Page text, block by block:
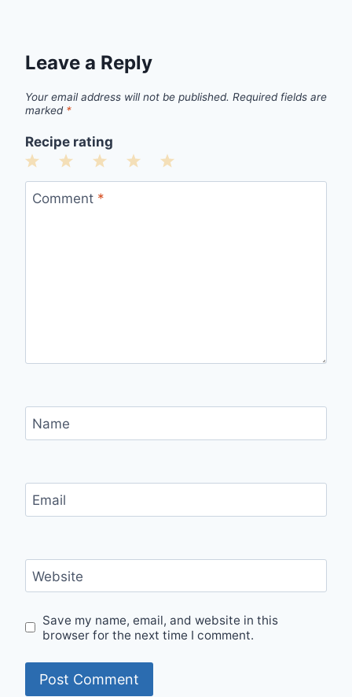
Leave a Reply
Your email address will not be published. Required fields are
marked *
Recipe rating
5
4
3
Stars
2
Stars
1
Star
Comment *
Name
Email
Website
Save my name, email, and website in this
browser for the next time I comment.